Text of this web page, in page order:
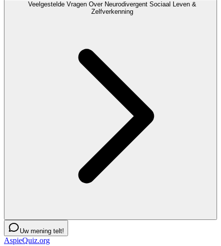
Veelgestelde Vragen Over Neurodivergent Sociaal Leven &
Zelfverkenning
Uw mening telt!
AspieQuiz.org